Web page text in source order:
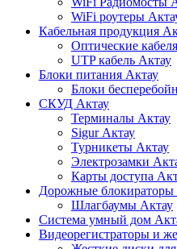
WiFi роутеры
Кабельная продукция
Оптические
UTP кабель Актау
Блоки питания Актау
Блоки
СКУД Актау
Терминалы Актау
Sigur Актау
Турникеты Актау
Электрозамки
Карты доступа
Дорожные блокираторы
Шлагбаумы Актау
Система умный дом
Видеорегистраторы и